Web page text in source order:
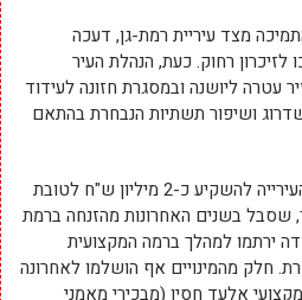
מצד עיריית רמת-גן, דעכה
לזיכרון רחוק. כעת, הנהלת העיר
ליושנה ובמסגרת חזונה לעידוד
ושיפור תשתיות הנבחרת בהתאם
כבר בשנתיים הקרובות צפויה העירייה להשקיע כ-2 מיליון ש"ח לטובת
שסבל בשנים האחרונות מהזנחה ברמת
ירתמו למהלך ברמה המקצועית
חלק מהמינויים אף הושלמו לאחרונה
אלעד חסין (מבכירי מאמני